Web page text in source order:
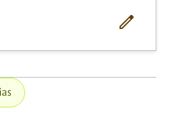
edit